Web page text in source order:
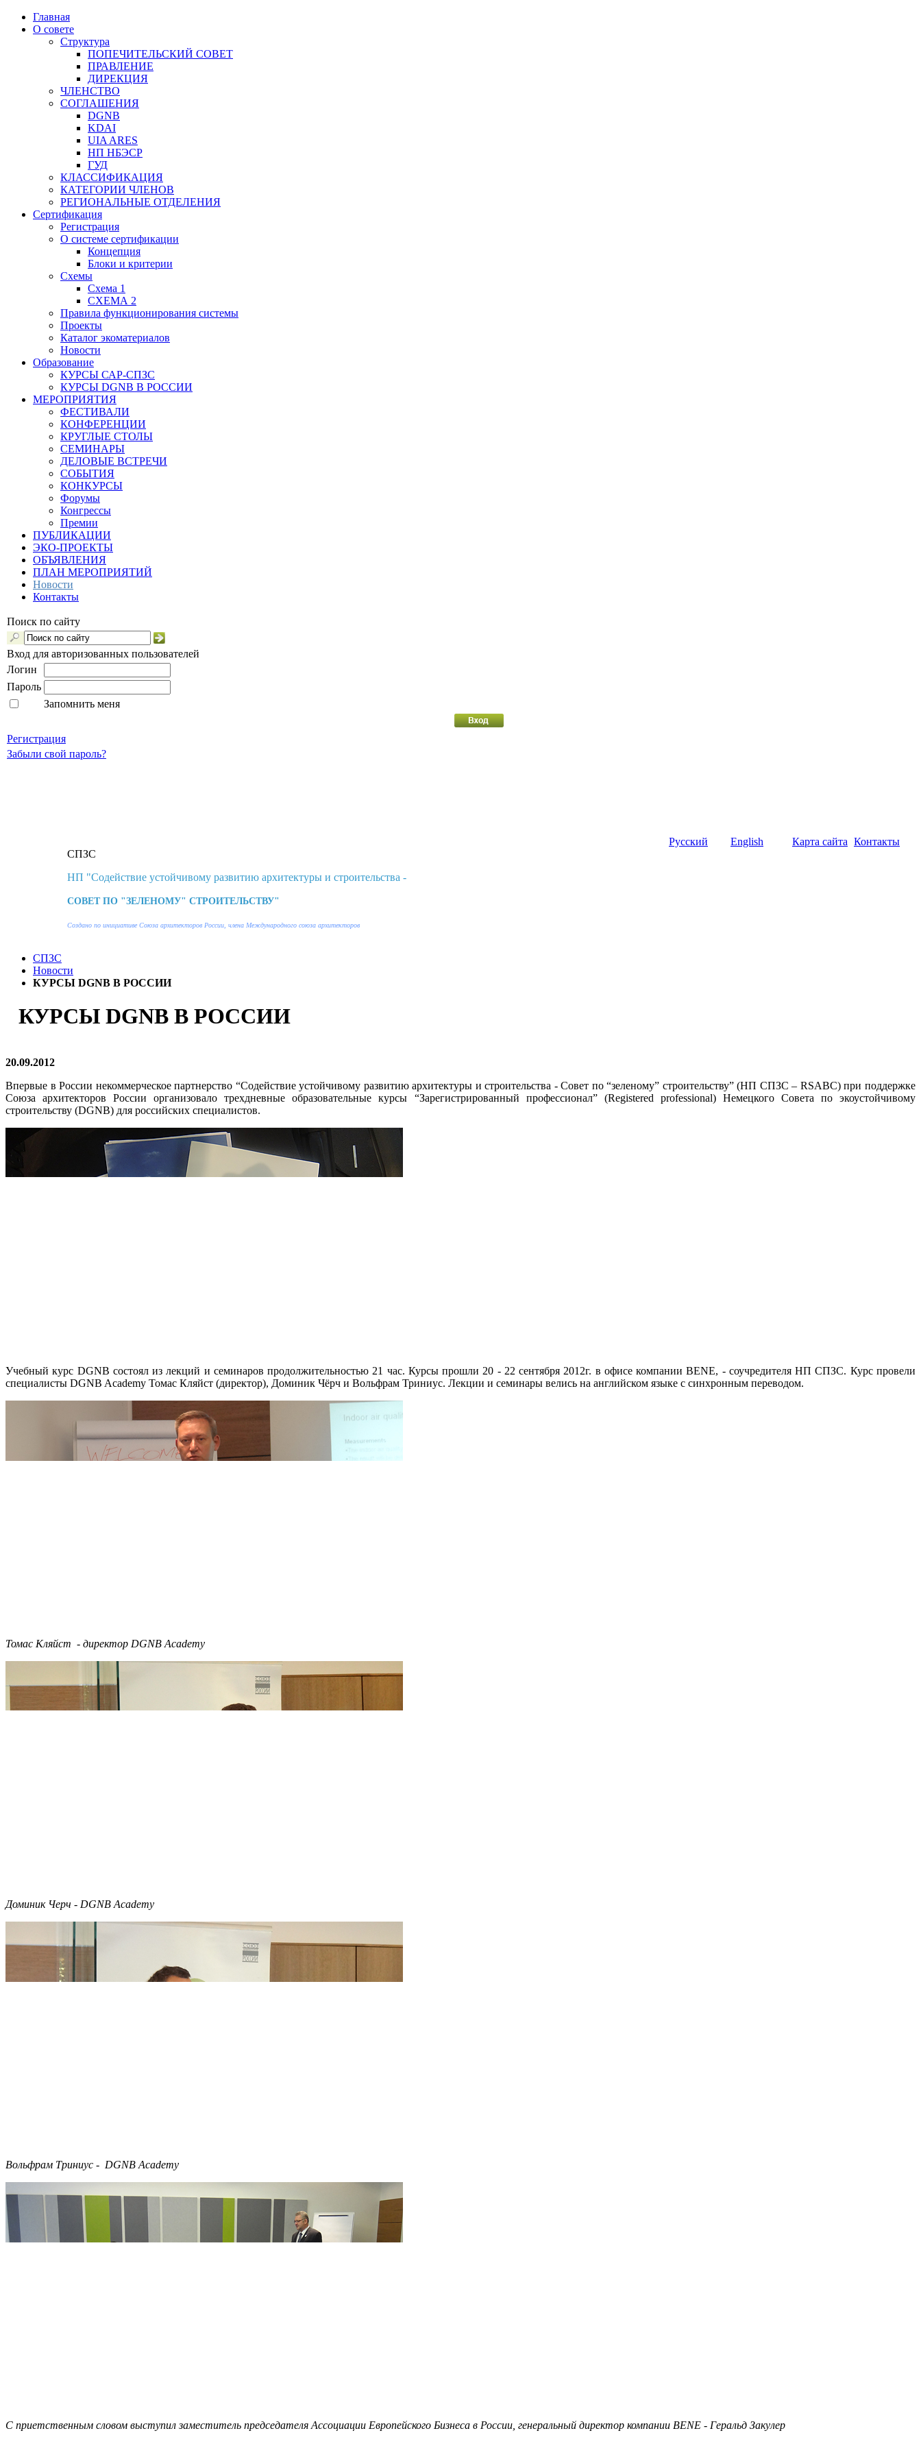
Главная
О совете
Структура
ПОПЕЧИТЕЛЬСКИЙ СОВЕТ
ПРАВЛЕНИЕ
ДИРЕКЦИЯ
ЧЛЕНСТВО
СОГЛАШЕНИЯ
DGNB
KDAI
UIA ARES
НП НБЭСР
ГУД
КЛАССИФИКАЦИЯ
КАТЕГОРИИ ЧЛЕНОВ
РЕГИОНАЛЬНЫЕ ОТДЕЛЕНИЯ
Сертификация
Регистрация
О системе сертификации
Концепция
Блоки и критерии
Схемы
Схема 1
СХЕМА 2
Правила функционирования системы
Проекты
Каталог экоматериалов
Новости
Образование
КУРСЫ САР-СПЗС
КУРСЫ DGNB В РОССИИ
МЕРОПРИЯТИЯ
ФЕСТИВАЛИ
КОНФЕРЕНЦИИ
КРУГЛЫЕ СТОЛЫ
СЕМИНАРЫ
ДЕЛОВЫЕ ВСТРЕЧИ
СОБЫТИЯ
КОНКУРСЫ
Форумы
Конгрессы
Премии
ПУБЛИКАЦИИ
ЭКО-ПРОЕКТЫ
ОБЪЯВЛЕНИЯ
ПЛАН МЕРОПРИЯТИЙ
Новости
Контакты
Поиск по сайту
Вход для авторизованных пользователей
Логин
Пароль
Запомнить меня
Регистрация
Забыли свой пароль?
Русский English Карта сайта Контакты
СПЗС
НП "Содействие устойчивому развитию архитектуры и строительства -
СОВЕТ ПО "ЗЕЛЕНОМУ" СТРОИТЕЛЬСТВУ"
Создано по инициативе Союза архитекторов России, члена Международного союза архитекторов
СПЗС
Новости
КУРСЫ DGNB В РОССИИ
КУРСЫ DGNB В РОССИИ
20.09.2012
Впервые в России некоммерческое партнерство “Содействие устойчивому развитию архитектуры и строительства - Совет по “зеленому” строительству” (НП СПЗС – RSABC) при поддержке
Союза архитекторов России организовало трехдневные образовательные курсы “Зарегистрированный профессионал” (Registered professional) Немецкого Совета по экоустойчивому
строительству (DGNB) для российских специалистов.
Учебный курс DGNB состоял из лекций и семинаров продолжительностью 21 час. Курсы прошли 20 - 22 сентября 2012г. в офисе компании BENE, - соучредителя НП СПЗС. Курс провели
специалисты DGNB Academy Томас Кляйст (директор), Доминик Чёрч и Вольфрам Триниус. Лекции и семинары велись на английском языке с синхронным переводом.
Томас Кляйст - директор DGNB Academy
Доминик Черч - DGNB Academy
Вольфрам Триниус - DGNB Academy
С приетственным словом выступил заместитель председателя Ассоциации Европейского Бизнеса в России, генеральный директор компании BENE - Геральд Закулер